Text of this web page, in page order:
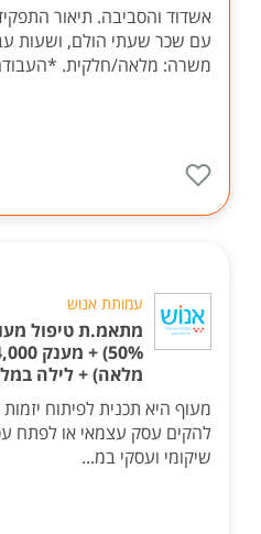
אשדוד והסביבה. תיאור
עם שכר שעתי הולם, ושעות
משרה: מלאה/חלקית.
עמותת אנוש
מתאמ.ת טיפול
מלאה) + לילה
מעוף היא תכנית לפיתוח
להקים עסק עצמאי או לפתח
שיקומי ועסקי במ...